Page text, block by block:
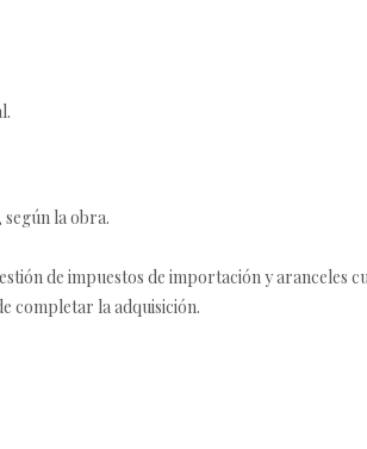
según la obra.
de impuestos de importación y aranceles
completar la adquisición.